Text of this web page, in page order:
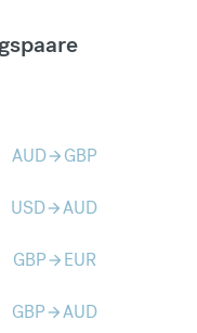
AUDarrow_forward GBP
USDarrow_forwardAUD
GBParrow_forward EUR
GBParrow_forwardAUD